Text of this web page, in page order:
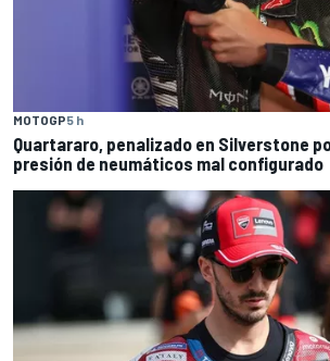
MOTOGP5 h
Quartararo, penalizado en Silverstone
presión de neumáticos mal configurado